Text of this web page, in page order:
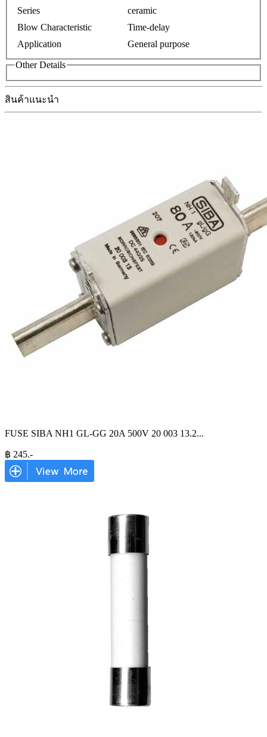
Series
ceramic
Blow Characteristic
Time-delay
Application
General purpose
Other Details
สินค้าแนะนำ
FUSE SIBA NH1 GL-GG 20A 500V 20 003 13.2...
฿ 245.-